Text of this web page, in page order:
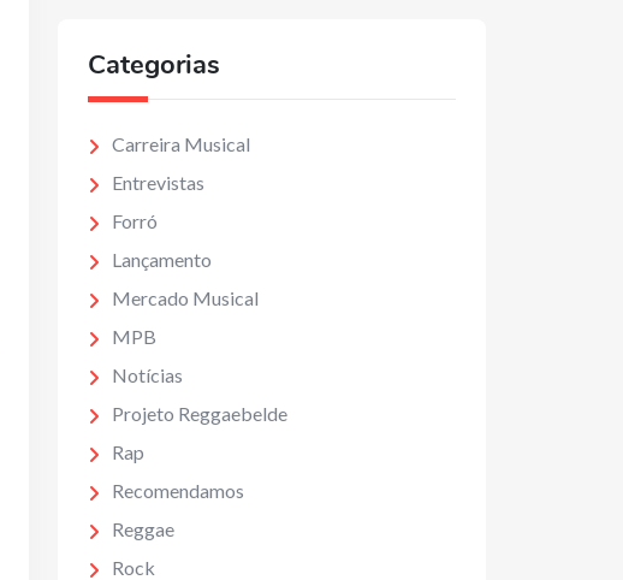
Categorias
Carreira Musical
Entrevistas
Forró
Lançamento
Mercado Musical
MPB
Notícias
Projeto Reggaebelde
Rap
Recomendamos
Reggae
Rock